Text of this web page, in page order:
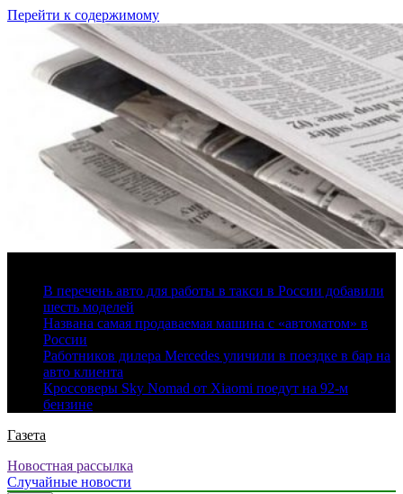
Перейти к содержимому
В перечень авто для работы в такси в России добавили
шесть моделей
Названа самая продаваемая машина с «автоматом» в
России
Работников дилера Mercedes уличили в поездке в бар на
авто клиента
Кроссоверы Sky Nomad от Xiaomi поедут на 92-м
бензине
Газета
Новостная рассылка
Случайные новости